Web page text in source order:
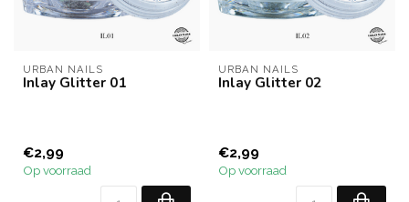
URBAN NAILS
Inlay Glitter 01
€2,99
Op voorraad
URBAN NAILS
Inlay Glitter 02
€2,99
Op voorraad